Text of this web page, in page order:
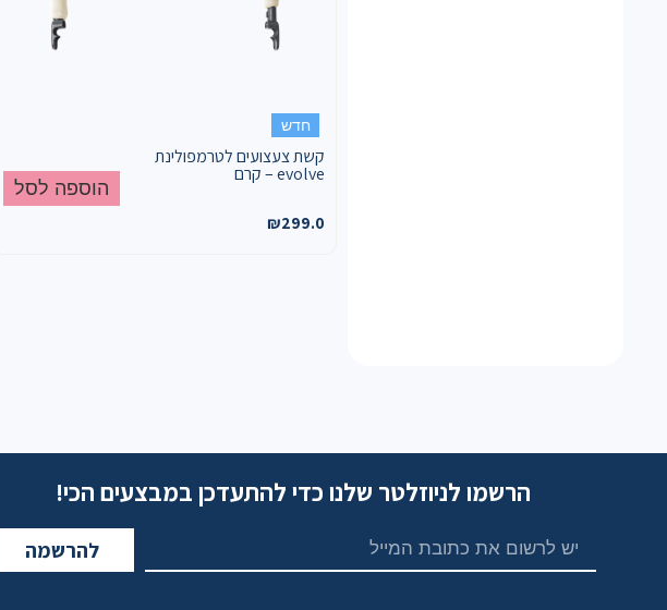
חדש
קשת צעצועים לטרמפולינת
evolve – קרם
₪299.0
הוספה לסל
הרשמו לניוזלטר שלנו כדי להתעדכן במבצעים הכי!
להרשמה